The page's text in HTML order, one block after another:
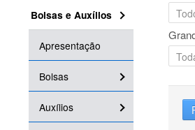
Bolsas e Auxílios
Apresentação
Bolsas
Auxílios